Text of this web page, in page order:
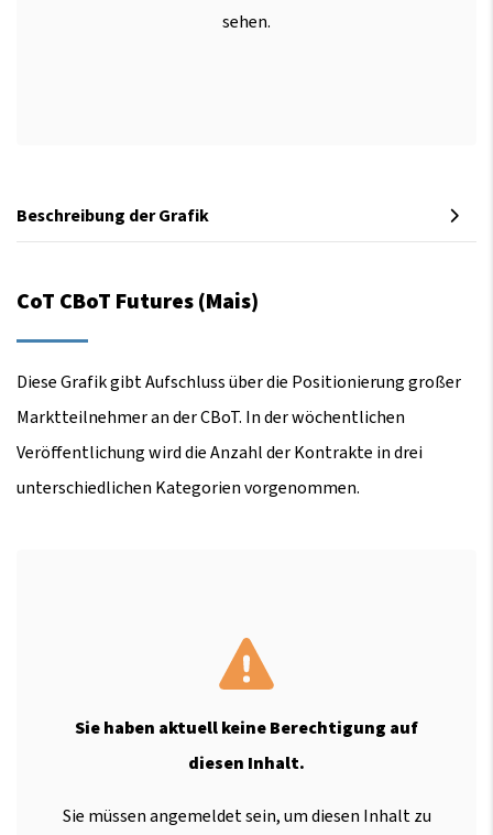
sehen.
Beschreibung der Grafik
CoT CBoT Futures (Mais)
Diese Grafik gibt Aufschluss über die Positionierung großer
Marktteilnehmer an der CBoT. In der wöchentlichen
Veröffentlichung wird die Anzahl der Kontrakte in drei
unterschiedlichen Kategorien vorgenommen.
Sie haben aktuell keine Berechtigung auf
diesen Inhalt.
Sie müssen angemeldet sein, um diesen Inhalt zu